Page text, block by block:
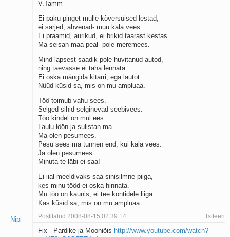
Elupõline kaja
Omaette
Perekondlik
Kassimäng
Läänemere lained
Üle müüri
Valgusemaastikud
Kaks pihtimust
Ahtumine
Braueri lint
V.Tamm
Ei paku pinget mulle kõversuised lestad,
ei särjed, ahvenad- muu kala vees.
Ei praamid, aurikud, ei brikid taarast kestas.
Ma seisan maa peal- pole meremees.
Mind lapsest saadik pole huvitanud autod,
ning taevasse ei taha lennata.
Ei oska mängida kitarri, ega lautot.
Nüüd küsid sa, mis on mu ampluaa.
Töö toimub vahu sees.
Selged sihid selginevad seebivees.
Töö kindel on mul ees.
Laulu löön ja sulistan ma.
Ma olen pesumees.
Pesu sees ma tunnen end, kui kala vees.
Ja olen pesumees.
Minuta te läbi ei saa!
Ei iial meeldivaks saa sinisilmne piiga,
kes minu tööd ei oska hinnata.
Mu töö on kaunis, ei tee kontidele liiga.
Kas küsid sa, mis on mu ampluaa.
Nipi Postitatud 2008-08-15 02:39:14. Tsiteeri
Fix - Pardike ja Mooniõis http://www.youtube.com/watch?